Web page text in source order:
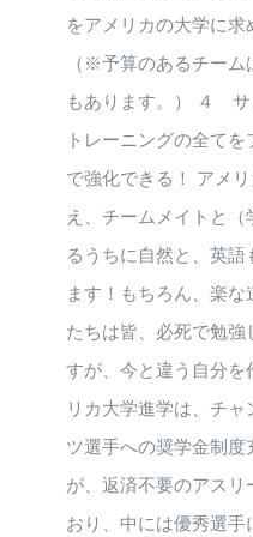
をアメリカの大学に求
（※予算のあるチー
もあります。） ４
トレーニングの全て
で強化できる！ アメ
え、チームメイトと
るうちに自然と、英
ます！もちろん、楽
たちは皆、必死で勉強
すが、今と違う自分を
リカ大学進学は、チ
ツ選手への奨学金制
が、返済不要のアス
おり、中には優秀選